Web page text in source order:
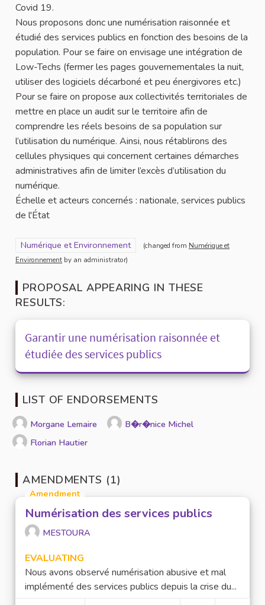
Covid 19.
Nous proposons donc une numérisation raisonnée et
étudié des services publics en fonction des besoins de la
population. Pour se faire on envisage une intégration de
Low-Techs (fermer les pages gouvernementales la nuit,
utiliser des logiciels décarboné et peu énergivores etc.)
Pour se faire on propose aux collectivités territoriales de
mettre en place un audit sur le territoire afin de
comprendre les réels besoins de sa population sur
l’utilisation du numérique. Ainsi, nous rétablirons des
cellules physiques qui concernent certaines démarches
administratives afin de limiter l’excès d’utilisation du
numérique.
Échelle et acteurs concernés : nationale, services publics
de l'État
Filter results for scope: Numérique et Environnement
Numérique et Environnement (changed from Numérique et
Environnement by an administrator)
PROPOSAL APPEARING IN THESE
RESULTS:
Garantir une numérisation raisonnée et
étudiée des services publics
LIST OF ENDORSEMENTS
Morgane Lemaire
B�r�nice Michel
Florian Hautier
AMENDMENTS (1)
Amendment
Numérisation des services publics
MESTOURA
EVALUATING
Nous avons observé numérisation abusive et mal
implémenté des services publics depuis la crise du...